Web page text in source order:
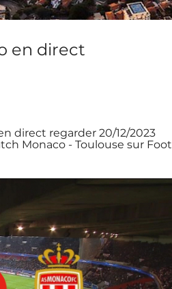
en direct
direct regarder 20/12/2023
Monaco - Toulouse sur Foot